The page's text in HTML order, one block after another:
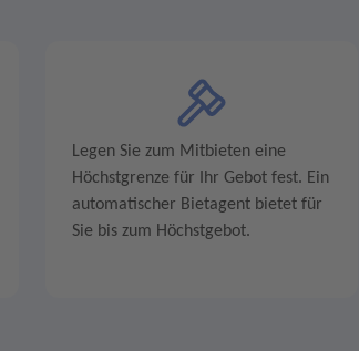
Legen Sie zum Mitbieten eine
Höchstgrenze für Ihr Gebot fest. Ein
automatischer Bietagent bietet für
Sie bis zum Höchstgebot.